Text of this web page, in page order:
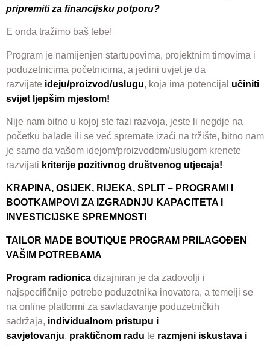
pripremiti za financijsku potporu?
E onda tražimo baš tebe!
Program je namijenjen startupovima, projektnim timovima i
poduzetnicima početnicima, a jedini uvjet je da
razvijate ideju/proizvod/uslugu, koja ima potencijal učiniti
svijet ljepšim mjestom!
Nije nam bitno u kojoj ste fazi razvoja, jeste li negdje na
početku balade ili se već spremate izaći na tržište, bitno nam
je samo da vašom idejom/proizvodom/uslugom krenete
razvijati kriterije pozitivnog društvenog utjecaja!
KRAPINA, OSIJEK, RIJEKA, SPLIT – PROGRAMI I
BOOTKAMPOVI ZA IZGRADNJU KAPACITETA I
INVESTICIJSKE SPREMNOSTI
TAILOR MADE BOUTIQUE PROGRAM PRILAGOĐEN
VAŠIM POTREBAMA
Program radionica dizajniran je da zadovolji i
najspecifičnije potrebe poduzetnika inovatora, a temelji se
na online platformi za savladavanje poduzetničkih
sadržaja, individualnom pristupu i
savjetovanju, praktičnom radu te razmjeni iskustava i